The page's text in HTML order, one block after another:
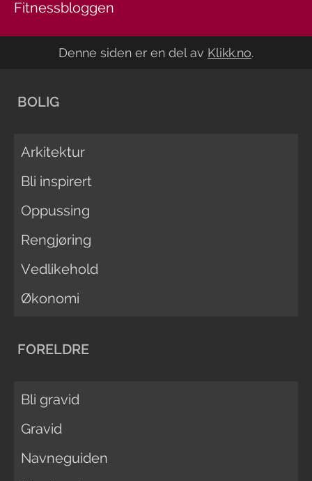
Fitnessbloggen
Denne siden er en del av Klikk.no.
BOLIG
Arkitektur
Bli inspirert
Oppussing
Rengjøring
Vedlikehold
Økonomi
FORELDRE
Bli gravid
Gravid
Navneguiden